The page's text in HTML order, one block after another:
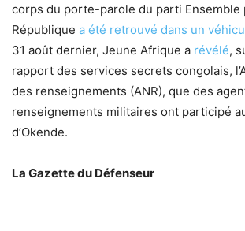
corps du porte-parole du parti Ensemble
République a été retrouvé dans un
31 août dernier, Jeune Afrique a révélé,
rapport des services secrets congolais,
des renseignements (ANR), que des
renseignements militaires ont participé
d’Okende.
La Gazette du Défenseur